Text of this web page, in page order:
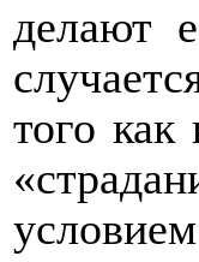
делают
того